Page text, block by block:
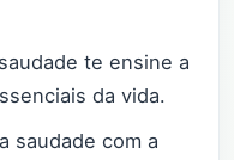
te ensine a
da vida.
saudade com a